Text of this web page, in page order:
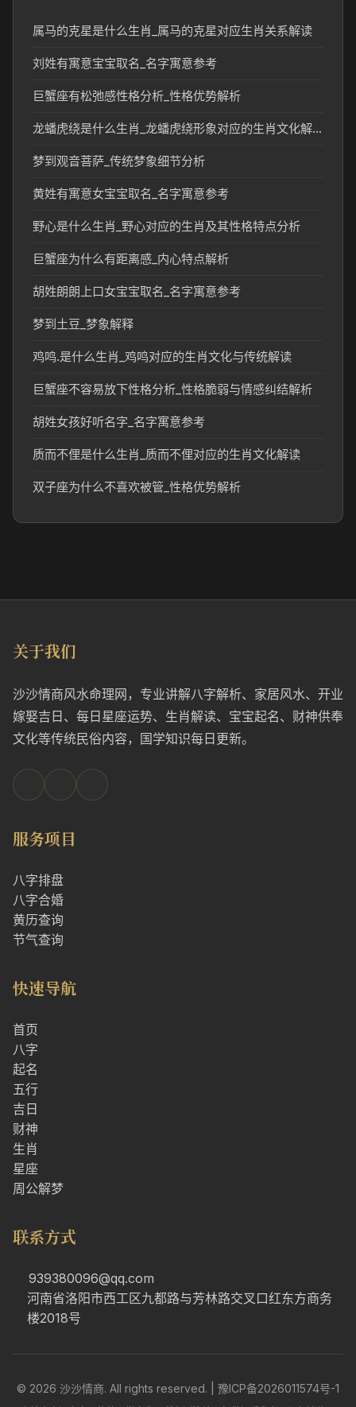
属马的克星是什么生肖_属马的克星对应生肖关系解读
刘姓有寓意宝宝取名_名字寓意参考
巨蟹座有松弛感性格分析_性格优势解析
龙蟠虎绕是什么生肖_龙蟠虎绕形象对应的生肖文化解析
梦到观音菩萨_传统梦象细节分析
黄姓有寓意女宝宝取名_名字寓意参考
野心是什么生肖_野心对应的生肖及其性格特点分析
巨蟹座为什么有距离感_内心特点解析
胡姓朗朗上口女宝宝取名_名字寓意参考
梦到土豆_梦象解释
鸡鸣.是什么生肖_鸡鸣对应的生肖文化与传统解读
巨蟹座不容易放下性格分析_性格脆弱与情感纠结解析
胡姓女孩好听名字_名字寓意参考
质而不俚是什么生肖_质而不俚对应的生肖文化解读
双子座为什么不喜欢被管_性格优势解析
关于我们
沙沙情商风水命理网，专业讲解八字解析、家居风水、开业
嫁娶吉日、每日星座运势、生肖解读、宝宝起名、财神供奉
文化等传统民俗内容，国学知识每日更新。
服务项目
八字排盘
八字合婚
黄历查询
节气查询
快速导航
首页
八字
起名
五行
吉日
财神
生肖
星座
周公解梦
联系方式
939380096@qq.com
河南省洛阳市西工区九都路与芳林路交叉口红东方商务
楼2018号
© 2026 沙沙情商. All rights reserved. | 豫ICP备2026011574号-1